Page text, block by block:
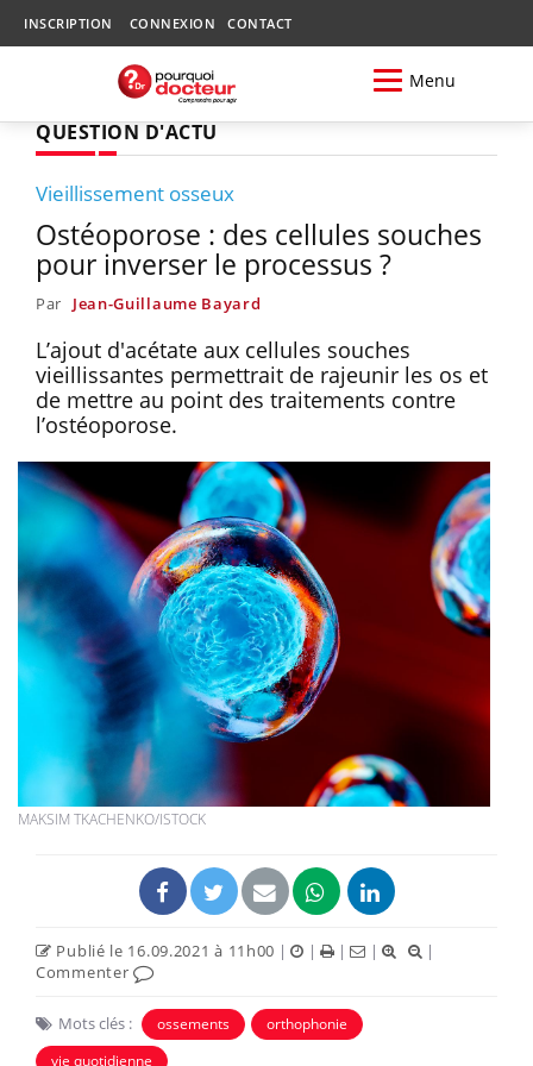
INSCRIPTION CONNEXION CONTACT
Menu
QUESTION D'ACTU
Vieillissement osseux
Ostéoporose : des cellules souches
pour inverser le processus ?
Par Jean-Guillaume Bayard
L’ajout d'acétate aux cellules souches
vieillissantes permettrait de rajeunir les os et
de mettre au point des traitements contre
l’ostéoporose.
MAKSIM TKACHENKO/ISTOCK
Publié le 16.09.2021 à 11h00 | | | |
|
Commenter
Mots clés : ossements
orthophonie
vie quotidienne